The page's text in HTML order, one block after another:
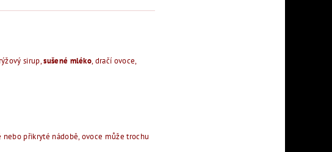
sirup,sušené mléko, dračí ovoce,
přikryté nádobě, ovoce může trochu